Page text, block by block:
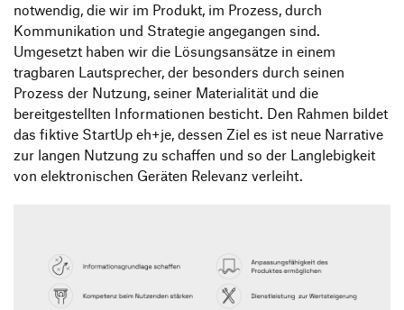
notwendig, die wir im Produkt, im Prozess, durch
Kommunikation und Strategie angegangen sind.
Umgesetzt haben wir die Lösungsansätze in einem
tragbaren Lautsprecher, der besonders durch seinen
Prozess der Nutzung, seiner Materialität und die
bereitgestellten Informationen besticht. Den Rahmen bildet
das fiktive StartUp eh+je, dessen Ziel es ist neue Narrative
zur langen Nutzung zu schaffen und so der Langlebigkeit
von elektronischen Geräten Relevanz verleiht.